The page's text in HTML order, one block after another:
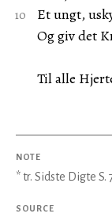
Et ungt,
Og giv det
Til alle
NOTE
* tr. Sidste Digte S.
SOURCE